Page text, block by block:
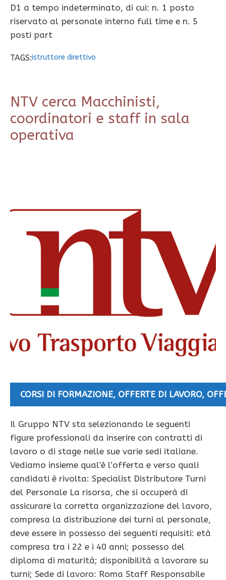
D1 a tempo indeterminato, di cui: n. 1 posto
riservato al personale interno full time e n. 5
posti part
TAGS:istruttore direttivo
NTV cerca Macchinisti,
coordinatori e staff in sala
operativa
CORSI DI FORMAZIONE, OFFERTE DI LAVORO,
Il Gruppo NTV sta selezionando le seguenti
figure professionali da inserire con contratti di
lavoro o di stage nelle sue varie sedi italiane.
Vediamo insieme qual’è l’offerta e verso quali
candidati è rivolta: Specialist Distributore Turni
del Personale La risorsa, che si occuperà di
assicurare la corretta organizzazione del lavoro,
compresa la distribuzione dei turni al personale,
deve essere in possesso dei seguenti requisiti: età
compresa tra i 22 e i 40 anni; possesso del
diploma di maturità; disponibilità a lavorare su
turni; Sede di lavoro: Roma Staff Responsabile